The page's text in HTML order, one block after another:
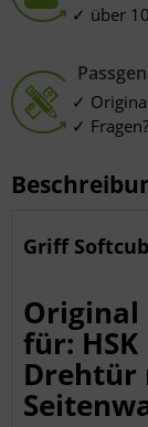
über
Fragen?
Griff
Original
für: